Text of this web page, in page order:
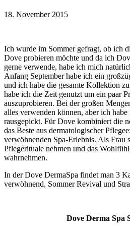
18. November 2015
Ich wurde im Sommer gefragt, ob ich
Dove probieren möchte und da ich
gerne verwende, habe ich mich
Anfang September habe ich ein
und ich habe die gesamte Kollektion
habe ich die Zeit genutzt um ein paar
auszuprobieren. Bei der großen
alles verwenden können, aber ich
rausgepickt. Für Dove kombiniert die
das Beste aus dermatologischer
verwöhnenden Spa-Erlebnis. Als Frau
Pflegerituale nehmen und das
wahrnehmen.
In der Dove DermaSpa findet man 3
verwöhnend, Sommer Revival und
Dove Derma Spa